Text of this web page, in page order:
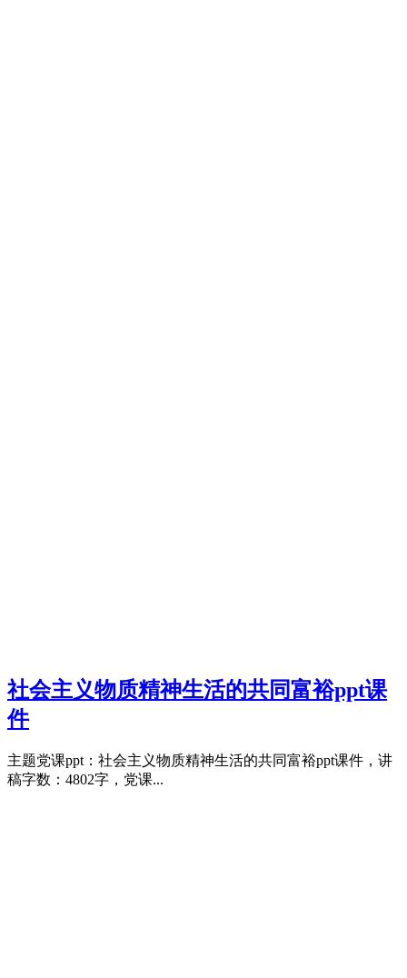
社会主义物质精神生活的共同富裕ppt课
件
主题党课ppt：社会主义物质精神生活的共同富裕ppt课件，讲
稿字数：4802字，党课...